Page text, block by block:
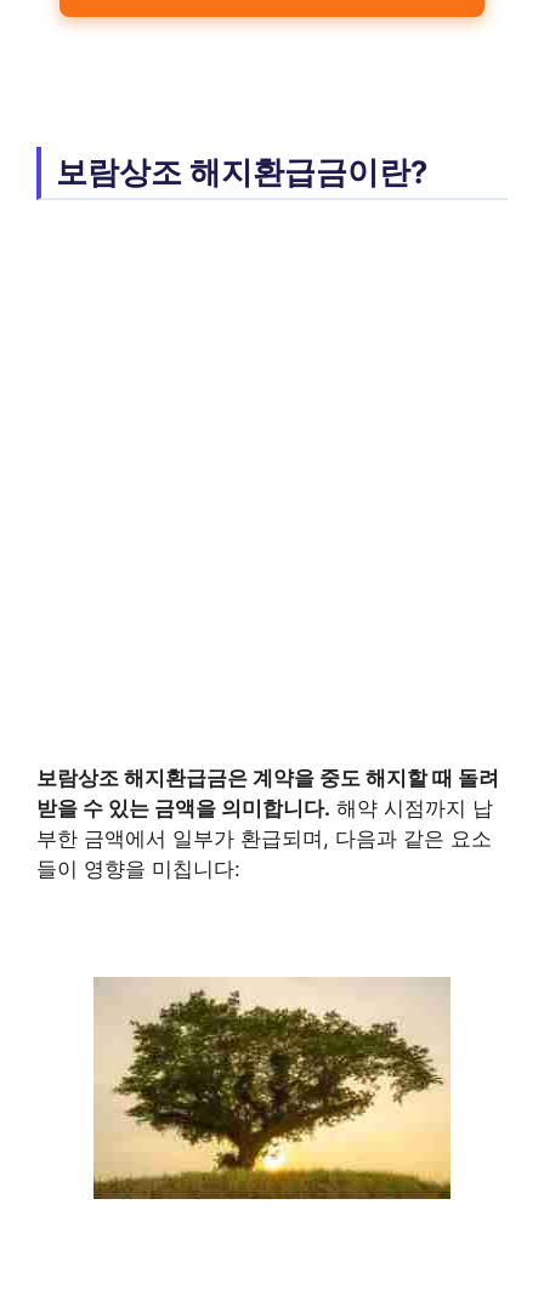
보람상조 해지환급금이란?
보람상조 해지환급금은 계약을 중도 해지할 때 돌려
받을 수 있는 금액을 의미합니다. 해약 시점까지 납
부한 금액에서 일부가 환급되며, 다음과 같은 요소
들이 영향을 미칩니다: